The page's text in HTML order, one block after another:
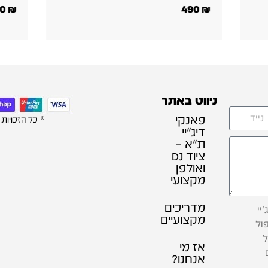
₪
490
₪
600
ניווט באתר
פאנקי
דיג׳יי
ת"א –
ציוד DJ
ואולפן
מקצועי
מדריכים
מקצועיים
אז מי
אנחנו?
© כל